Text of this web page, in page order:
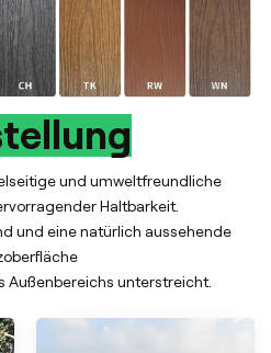
und umweltfreundliche
Haltbarkeit.
und eine natürlich aussehende
Außenbereichs unterstreicht.